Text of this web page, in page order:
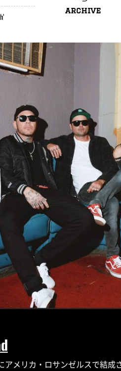
archive
にアメリカ・ロサンゼルスで結